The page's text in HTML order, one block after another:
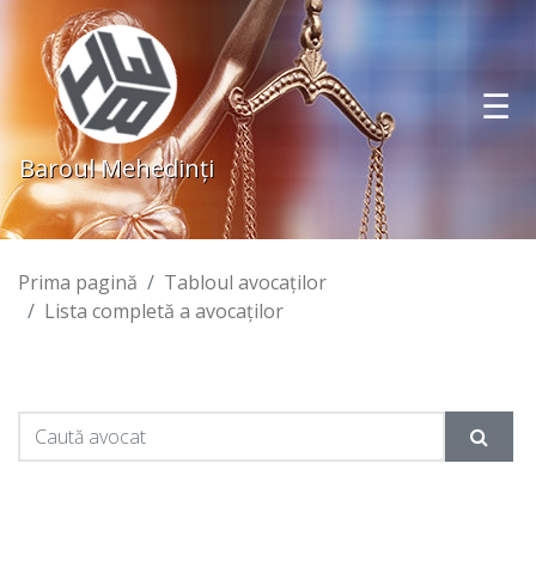
Baroul Mehedinţi
Prima pagină
Tabloul avocaţilor
Lista completă a avocaţilor